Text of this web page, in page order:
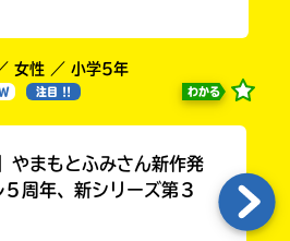
女性 ／ 小学5年
注目 !! わかる
やまもとふみさん新作発
周年、新シリーズ第３